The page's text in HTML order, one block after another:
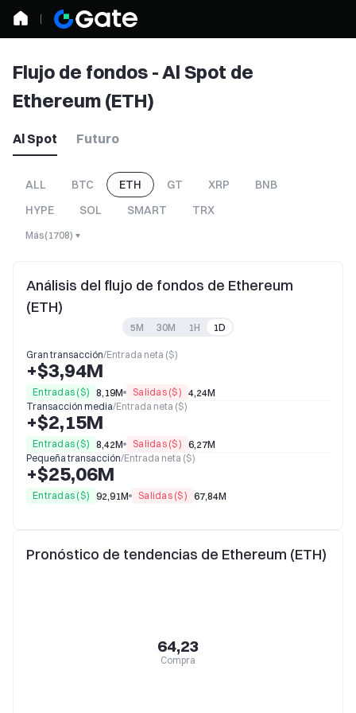
Flujo de fondos - Al Spot de
Ethereum (ETH)
Al Spot Futuro
ALL BTC ETH GT XRP
BNB
HYPE
SOL SMART TRX
Más(1708)
Análisis del flujo de fondos de Ethereum
(ETH)
5M 30M 1H 1D
Gran transacción/Entrada neta ($)
+$3,94M
Entradas ($) 8,19M Salidas ($) 4,24M
Transacción media/Entrada neta ($)
+$2,15M
Entradas ($) 8,42M Salidas ($) 6,27M
Pequeña transacción/Entrada neta ($)
+$25,06M
Entradas ($) 92,91M Salidas ($) 67,84M
Pronóstico de tendencias de Ethereum (ETH)
64,23
Compra